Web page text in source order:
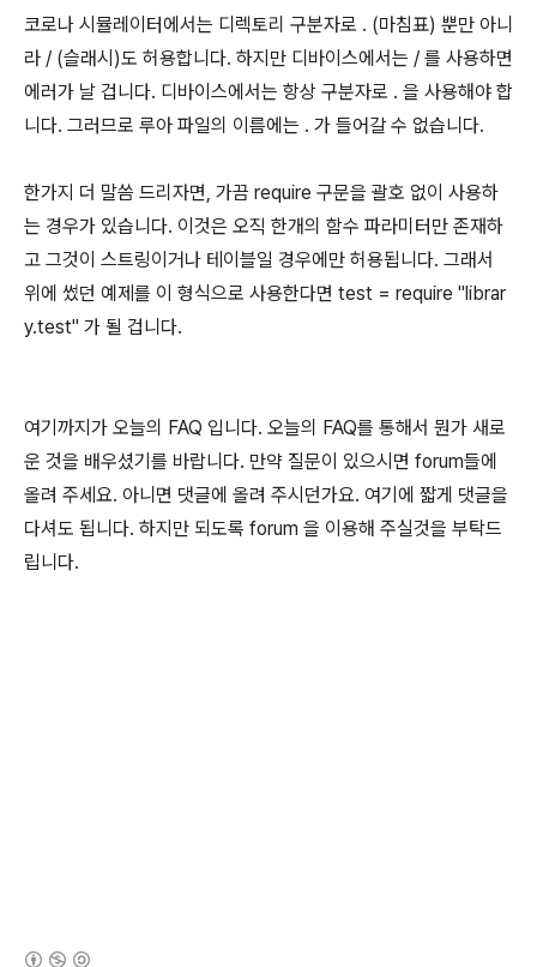
코로나 시뮬레이터에서는 디렉토리 구분자로 . (마침표) 뿐만 아니
라 / (슬래시)도 허용합니다. 하지만 디바이스에서는 / 를 사용하면
에러가 날 겁니다. 디바이스에서는 항상 구분자로 . 을 사용해야 합
니다. 그러므로 루아 파일의 이름에는 . 가 들어갈 수 없습니다.
한가지 더 말씀 드리자면, 가끔 require 구문을 괄호 없이 사용하
는 경우가 있습니다. 이것은 오직 한개의 함수 파라미터만 존재하
고 그것이 스트링이거나 테이블일 경우에만 허용됩니다. 그래서
위에 썼던 예제를 이 형식으로 사용한다면 test = require "librar
y.test" 가 될 겁니다.
여기까지가 오늘의 FAQ 입니다. 오늘의 FAQ를 통해서 뭔가 새로
운 것을 배우셨기를 바랍니다. 만약 질문이 있으시면 forum들에
올려 주세요. 아니면 댓글에 올려 주시던가요. 여기에 짧게 댓글을
다셔도 됩니다. 하지만 되도록 forum 을 이용해 주실것을 부탁드
립니다.